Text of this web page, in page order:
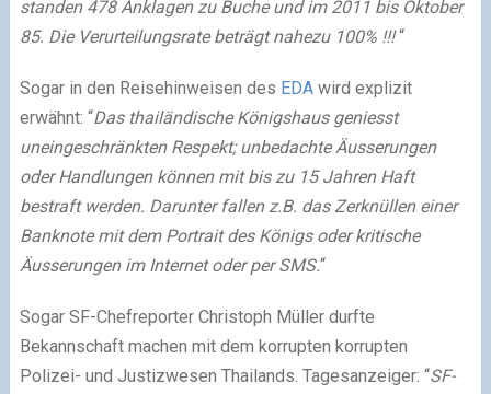
standen 478 Anklagen zu Buche und im 2011 bis Oktober
85. Die Verurteilungsrate beträgt nahezu 100% !!!“
Sogar in den Reisehinweisen des EDAwird explizit
erwähnt: “Das thailändische Königshaus geniesst
uneingeschränkten Respekt; unbedachte Äusserungen
oder Handlungen können mit bis zu 15 Jahren Haft
bestraft werden. Darunter fallen z.B. das Zerknüllen einer
Banknote mit dem Portrait des Königs oder kritische
Äusserungen im Internet oder per SMS.“
Sogar SF-Chefreporter Christoph Müller durfte
Bekannschaft machen mit dem korrupten korrupten
Polizei- und Justizwesen Thailands. Tagesanzeiger: “SF-